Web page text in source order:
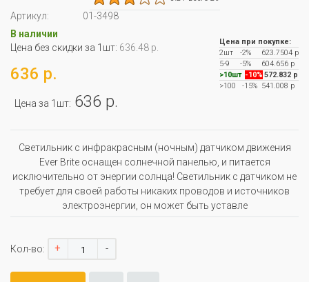
Артикул:
01-3498
В наличии
Цена без скидки за 1шт: 636.48 р.
636 р.
Цена за 1шт: 636 р.
Цена при покупке:
2шт
-2%
623.7504 р
5-9
-5%
604.656 р
>10шт -10% 572.832 р
>100
-15% 541.008 р
Светильник с инфракрасным (ночным) датчиком движения
Ever Brite оснащен солнечной панелью, и питается
исключительно от энергии солнца! Светильник с датчиком не
требует для своей работы никаких проводов и источников
электроэнергии, он может быть уставле
Кол-во: + -